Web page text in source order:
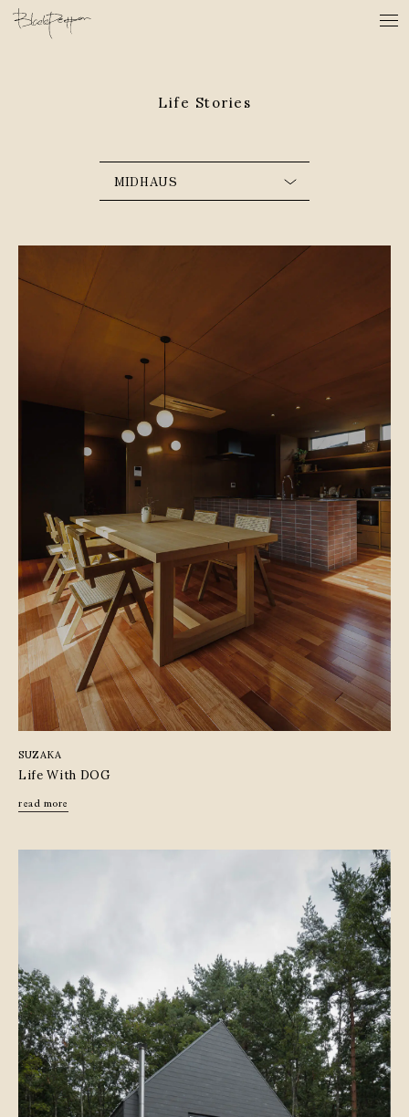
Life Stories
MIDHAUS
SUZAKA
Life With DOG
read more